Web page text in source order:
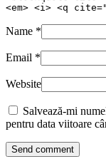
<em> <i> <q
Name *
Email *
Website
Salvează-mi
pentru data viitoare